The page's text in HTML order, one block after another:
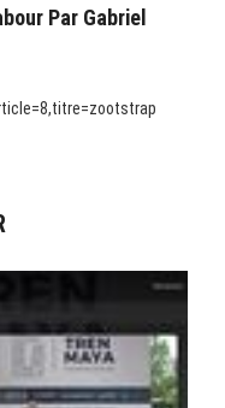
Par Gabriel